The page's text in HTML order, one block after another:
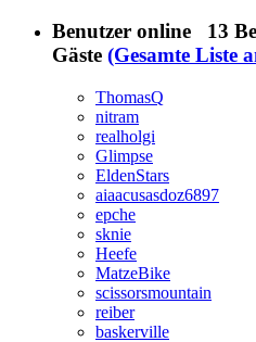
Benutzer online 13
Gäste (Gesamte Liste
ThomasQ
nitram
realholgi
Glimpse
EldenStars
aiaacusasdoz6897
epche
sknie
Heefe
MatzeBike
scissorsmountain
reiber
baskerville